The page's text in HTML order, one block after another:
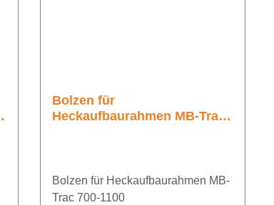
Bolzen für
Heckaufbaurahmen MB-Trac
Bolzen für Heckaufbaurahmen MB-
Trac 700-1100